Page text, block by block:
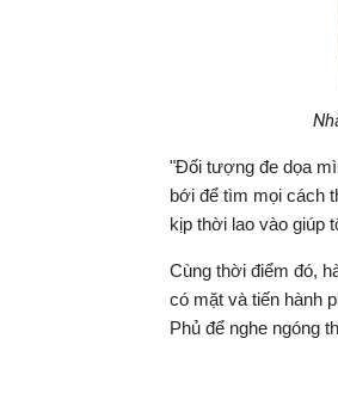
"Đối tượng đe dọa
bới để tìm mọi cách
kịp thời lao vào giúp
Cùng thời điểm đó,
có mặt và tiến hành
Phủ để nghe ngóng